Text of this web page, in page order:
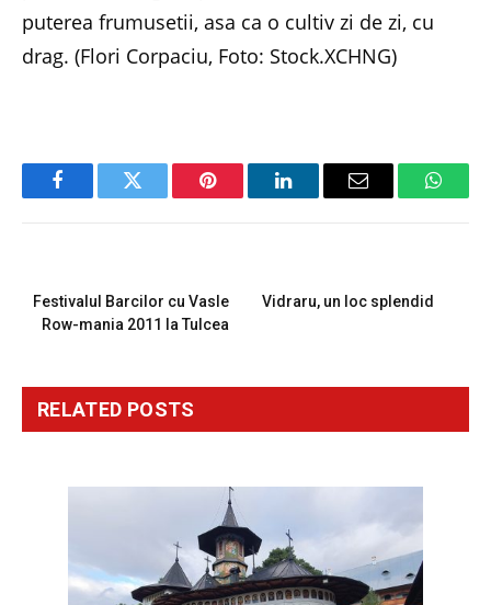
puterea frumusetii, asa ca o cultiv zi de zi, cu
drag. (Flori Corpaciu, Foto: Stock.XCHNG)
FacebookTwitter Pinterest LinkedInEmail
Festivalul Barcilor cu Vasle
Row-mania 2011 la Tulcea
Vidraru, un loc splendid
RELATED POSTS